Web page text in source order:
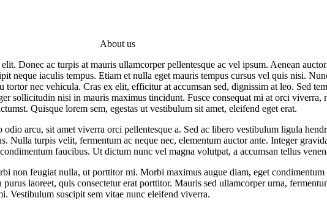
About us
Donec ac turpis at mauris ullamcorper pellentesque ac vel ipsum. Aenean
neque iaculis tempus. Etiam et nulla eget mauris tempus cursus vel quis nisi.
nec vehicula. Cras ex elit, efficitur at accumsan sed, dignissim at leo. Sed
sollicitudin nisi in mauris maximus tincidunt. Fusce consequat mi at orci viverra,
Quisque lorem sem, egestas ut vestibulum sit amet, eleifend eget erat.
arcu, sit amet viverra orci pellentesque a. Sed ac libero vestibulum ligula
Nulla turpis velit, fermentum ac neque nec, elementum auctor ante. Integer
faucibus. Ut dictum nunc vel magna volutpat, a accumsan tellus
non feugiat nulla, ut porttitor mi. Morbi maximus augue diam, eget condimentum
laoreet, quis consectetur erat porttitor. Mauris sed ullamcorper urna,
Vestibulum suscipit sem vitae nunc eleifend viverra.